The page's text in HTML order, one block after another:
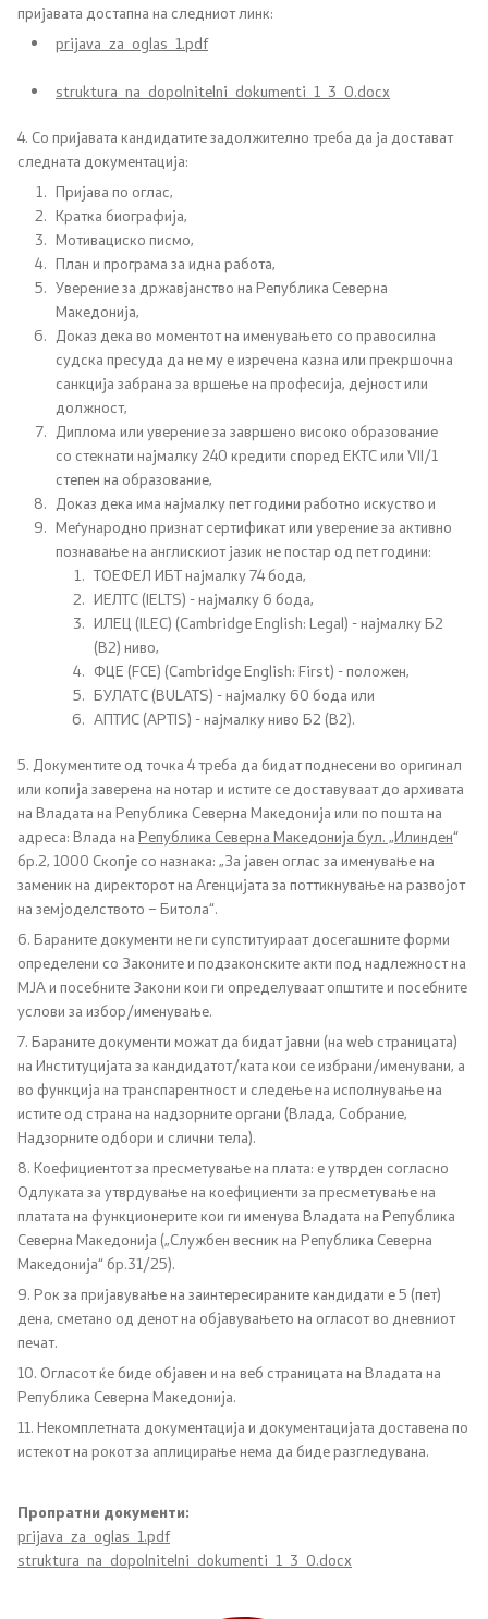
Антикорупција
Регулатива
Отворени податоци
Контакт
Контакт
Изјава за пристапност
Со еден клик до сите услуги
пријавата достапна на следниот линк:
prijava_za_oglas_1.pdf
struktura_na_dopolnitelni_dokumenti_1_3_0.docx
4. Со пријавата кандидатите задолжително треба да ја достават
следната документација:
Пријава по оглас,
Кратка биографија,
Мотивациско писмо,
План и програма за идна работа,
Уверение за државјанство на Република Северна
Македонија,
Доказ дека во моментот на именувањето со правосилна
судска пресуда да не му е изречена казна или прекршочна
санкција забрана за вршење на професија, дејност или
должност,
Диплома или уверение за завршено високо образование
со стекнати најмалку 240 кредити според ЕКТС или VII/1
степен на образование,
Доказ дека има најмалку пет години работно искуство и
Меѓународно признат сертификат или уверение за активно
познавање на англискиот јазик не постар од пет години:
ТОЕФЕЛ ИБТ најмалку 74 бода,
ИЕЛТС (IELTS) - најмалку 6 бода,
ИЛЕЦ (ILEC) (Cambridge English: Legal) - најмалку Б2
(B2) ниво,
ФЦЕ (FCE) (Cambridge English: First) - положен,
БУЛАТС (BULATS) - најмалку 60 бода или
АПТИС (АPTIS) - најмалку ниво Б2 (B2).
5. Документите од точка 4 треба да бидат поднесени во оригинал
или копија заверена на нотар и истите се доставуваат до архивата
на Владата на Република Северна Македонија или по пошта на
адреса: Влада на Република Северна Македонија бул. „Илинден“
бр.2, 1000 Скопје со назнака: „За јавен оглас за именување на
заменик на директорот на Агенцијата за поттикнување на развојот
на земјоделството – Битола“.
6. Бараните документи не ги супституираат досегашните форми
определени со Законите и подзаконските акти под надлежност на
МJА и посебните Закони кои ги определуваат општите и посебните
услови за избор/именување.
7. Бараните документи можат да бидат јавни (на web страницата)
на Институцијата за кандидатот/ката кои се избрани/именувани, а
во функција на транспарентност и следење на исполнување на
истите од страна на надзорните органи (Влада, Собрание,
Надзорните одбори и слични тела).
8. Коефициентот за пресметување на плата: е утврден согласно
Одлуката за утврдување на коефициенти за пресметување на
платата на функционерите кои ги именува Владата на Република
Северна Македонија („Службен весник на Република Северна
Македонија“ бр.31/25).
9. Рок за пријавување на заинтересираните кандидати е 5 (пет)
дена, сметано од денот на објавувањето на огласот во дневниот
печат.
10. Огласот ќе биде објавен и на веб страницата на Владата на
Република Северна Македонија.
11. Некомплетната документација и документацијата доставена по
истекот на рокот за аплицирање нема да биде разгледувана.
Пропратни документи:
prijava_za_oglas_1.pdf
struktura_na_dopolnitelni_dokumenti_1_3_0.docx